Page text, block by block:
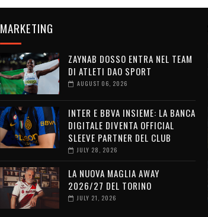
MARKETING
ZAYNAB DOSSO ENTRA NEL TEAM
DI ATLETI DAO SPORT
AUGUST 06, 2026
INTER E BBVA INSIEME: LA BANCA
DIGITALE DIVENTA OFFICIAL
SLEEVE PARTNER DEL CLUB
JULY 28, 2026
LA NUOVA MAGLIA AWAY
2026/27 DEL TORINO
JULY 21, 2026